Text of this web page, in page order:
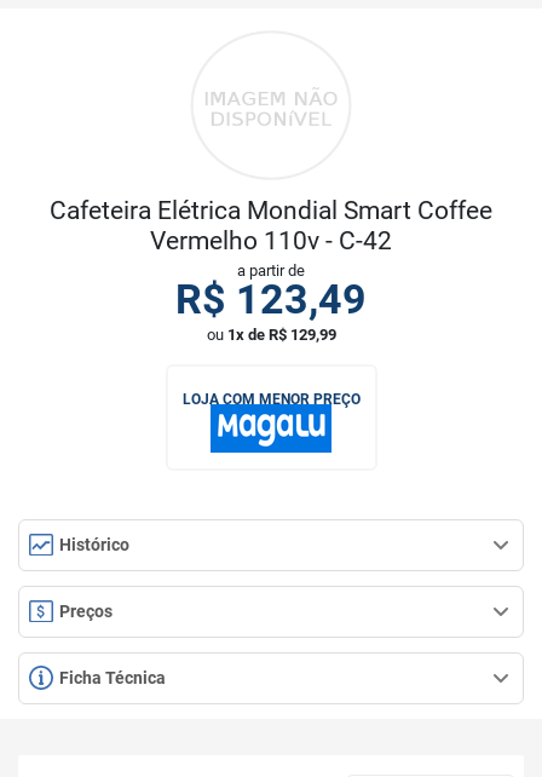
Cafeteira Elétrica Mondial Smart Coffee
Vermelho 110v - C-42
a partir de
R$ 123,49
ou 1x de R$ 129,99
LOJA COM MENOR PREÇO
Histórico
Preços
Ficha Técnica